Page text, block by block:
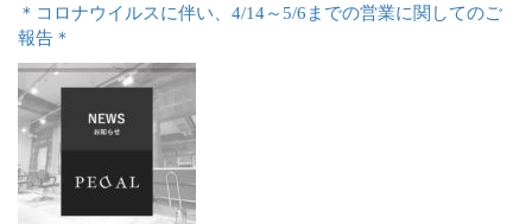
＊コロナウイルスに伴い、4/14～5/6までの営業に関してのご
報告＊